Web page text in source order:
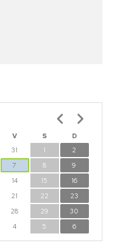
V S
D
31 1
2
7 8
9
14 15
16
21 22
23
28 29
30
4 5 6
Paginación